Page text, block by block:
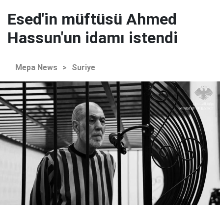
Esed'in müftüsü Ahmed
Hassun'un idamı istendi
Mepa News > Suriye